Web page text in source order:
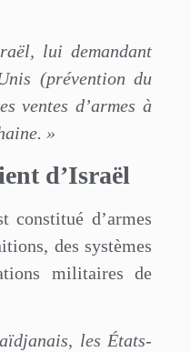
lui demandant
(prévention du
ventes d’armes à
»
d’Israël
constitué d’armes
des systèmes
militaires de
les États-